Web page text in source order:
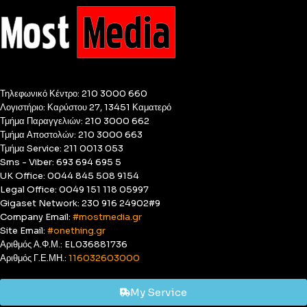
Τηλεφωνικό Κέντρο: 210 3000 660
Λογιστήριο: Καρύστου 27, 13451 Καματερό
Τμήμα Παραγγελιών: 210 3000 662
Τμήμα Αποστολών: 210 3000 663
Τμήμα Service: 211 0013 053
Sms - Viber: 693 694 695 5
UK Office: 0044 845 508 9154
Legal Office: 0049 151 118 05997
Gigaset Network: 230 916 24902#9
Company Email: #mostmedia.gr
Site Email: #onething.gr
Αριθμός Α.Φ.Μ.: EL036881736
Αριθμός Γ.Ε.ΜΗ.: 116032603000
My Service